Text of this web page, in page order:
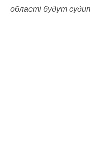
області будут